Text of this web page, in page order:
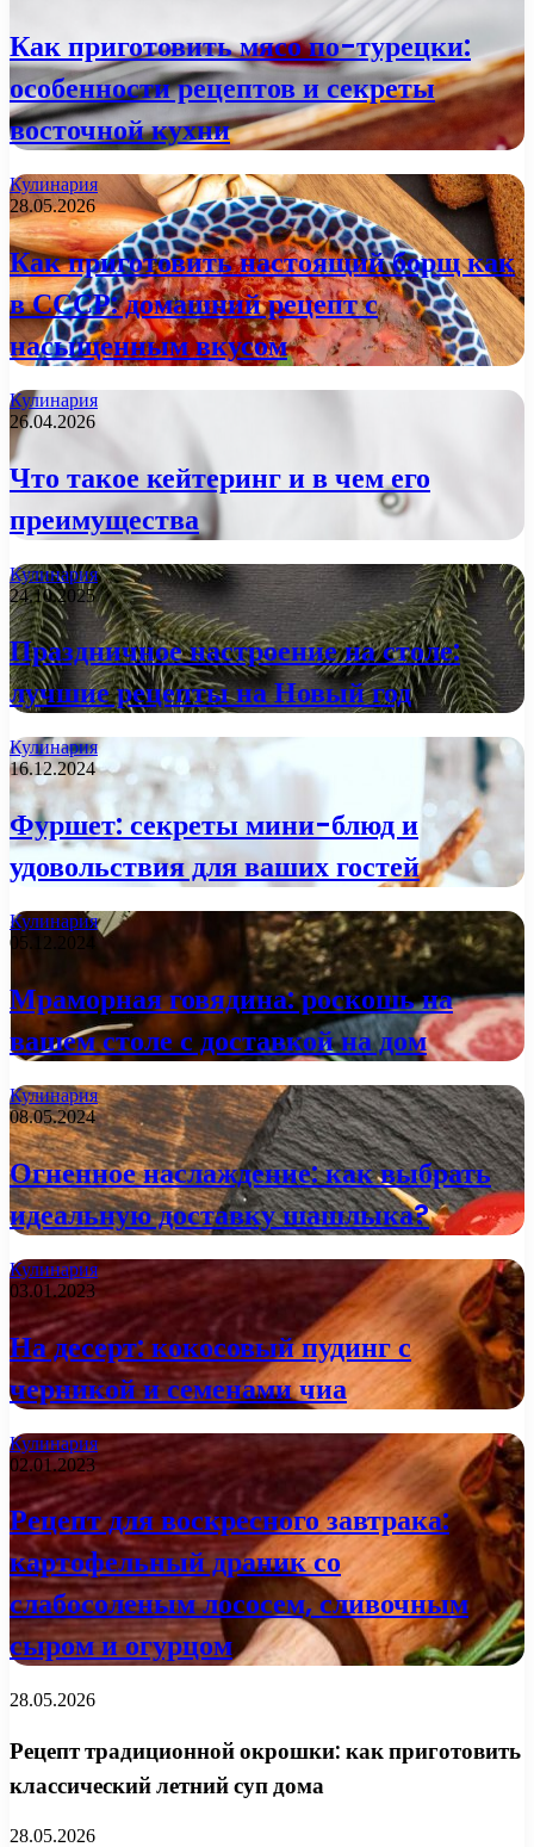
Как приготовить мясо по-турецки:
особенности рецептов и секреты
восточной кухни
Кулинария
28.05.2026
Как приготовить настоящий борщ как
в СССР: домашний рецепт с
насыщенным вкусом
Кулинария
26.04.2026
Что такое кейтеринг и в чем его
преимущества
Кулинария
24.10.2025
Праздничное настроение на столе:
лучшие рецепты на Новый год
Кулинария
16.12.2024
Фуршет: секреты мини-блюд и
удовольствия для ваших гостей
Кулинария
05.12.2024
Мраморная говядина: роскошь на
вашем столе с доставкой на дом
Кулинария
08.05.2024
Огненное наслаждение: как выбрать
идеальную доставку шашлыка?
Кулинария
03.01.2023
На десерт: кокосовый пудинг с
черникой и семенами чиа
Кулинария
02.01.2023
Рецепт для воскресного завтрака:
картофельный драник со
слабосоленым лососем, сливочным
сыром и огурцом
28.05.2026
Рецепт традиционной окрошки: как приготовить
классический летний суп дома
28.05.2026